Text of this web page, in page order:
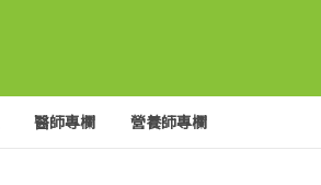
醫師專欄 營養師專欄